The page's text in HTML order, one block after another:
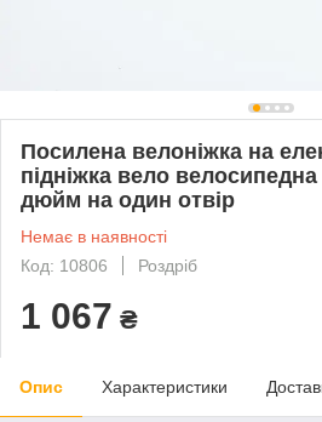
Посилена велоніжка на
підніжка вело
дюйм на один отвір
Немає в наявності
Код: 10806
Роздріб
1 067 ₴
Опис Характеристики